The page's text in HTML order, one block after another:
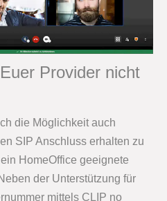
Provider nicht
die Möglichkeit auch
SIP Anschluss erhalten zu
HomeOffice geeignete
der Unterstützung für
mittels CLIP no